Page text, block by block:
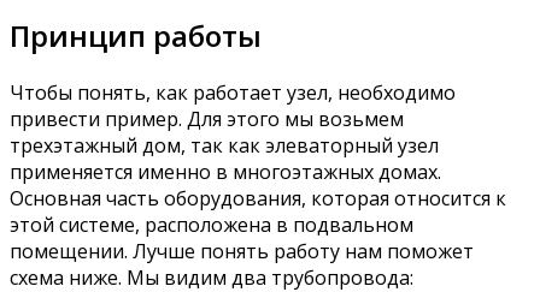
Принцип работы
Чтобы понять, как работает узел, необходимо
привести пример. Для этого мы возьмем
трехэтажный дом, так как элеваторный узел
применяется именно в многоэтажных домах.
Основная часть оборудования, которая относится к
этой системе, расположена в подвальном
помещении. Лучше понять работу нам поможет
схема ниже. Мы видим два трубопровода: